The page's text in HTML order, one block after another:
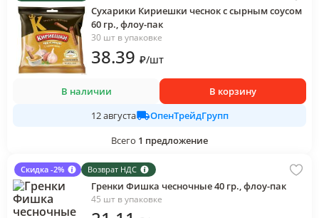
Сухарики Кириешки чеснок с сырным соусом
60 гр., флоу-пак
30 шт в упаковке
38.39 ₽/шт
В наличии
В корзину
12 августа
ОпенТрейдГрупп
Всего 1 предложение
Скидка -2% Возврат НДС
Гренки Фишка чесночные 40 гр., флоу-пак
45 шт в упаковке